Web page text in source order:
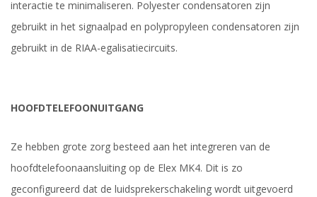
interactie te minimaliseren. Polyester condensatoren zijn
gebruikt in het signaalpad en polypropyleen condensatoren zijn
gebruikt in de RIAA-egalisatiecircuits.
HOOFDTELEFOONUITGANG
Ze hebben grote zorg besteed aan het integreren van de
hoofdtelefoonaansluiting op de Elex MK4. Dit is zo
geconfigureerd dat de luidsprekerschakeling wordt uitgevoerd